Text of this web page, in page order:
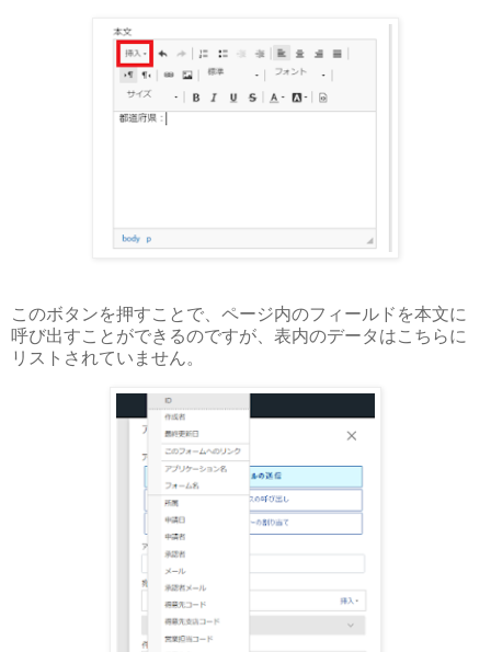
このボタンを押すことで、ページ内のフィールドを本文に
呼び出すことができるのですが、表内のデータはこちらに
リストされていません。